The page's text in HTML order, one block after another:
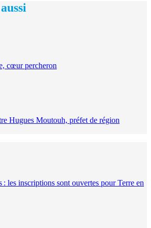
cœur percheron
Hugues Moutouh, préfet de région
: les inscriptions sont ouvertes pour Terre en